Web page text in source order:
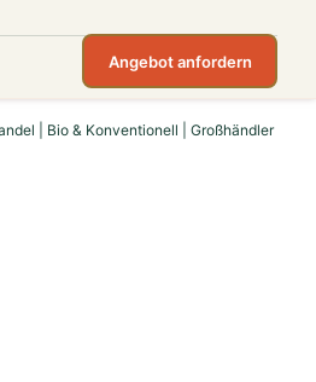
Angebot anfordern
| Bio & Konventionell | Großhändler